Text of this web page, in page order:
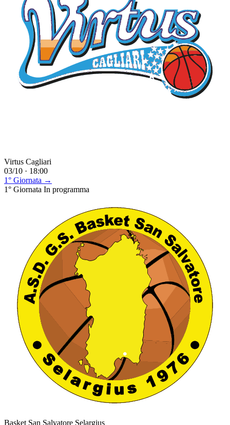
Virtus Cagliari
03/10 · 18:00
1° Giornata →
1° Giornata In programma
Basket San Salvatore Selargius